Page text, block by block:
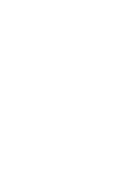
wir möchten
einen
wir im Namen
Position